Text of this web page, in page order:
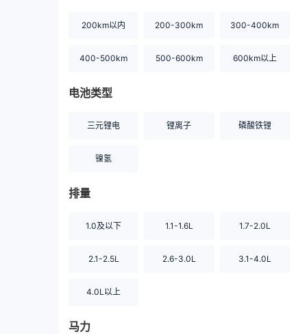
200km以内 200-300km 300-400km
400-500km 500-600km 600km以上
电池类型
三元锂电 锂离子 磷酸铁锂
镍氢
排量
1.0及以下 1.1-1.6L 1.7-2.0L
2.1-2.5L 2.6-3.0L 3.1-4.0L
4.0L以上
马力